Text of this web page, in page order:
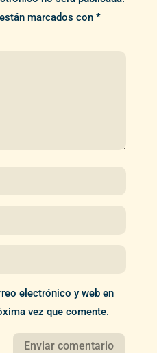
marcados con *
electrónico y web en
vez que comente.